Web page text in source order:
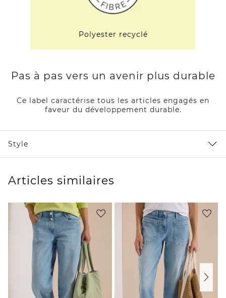
Polyester recyclé
Pas à pas vers un avenir plus durable
Ce label caractérise tous les articles engagés en
faveur du développement durable.
Style
Articles similaires